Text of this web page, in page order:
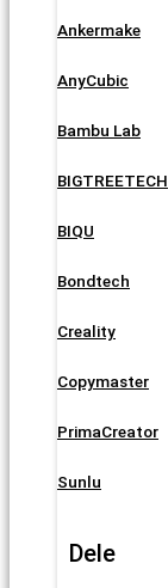
Ankermake
AnyCubic
Bambu Lab
BIGTREETECH
BIQU
Bondtech
Creality
Copymaster
PrimaCreator
Sunlu
Dele